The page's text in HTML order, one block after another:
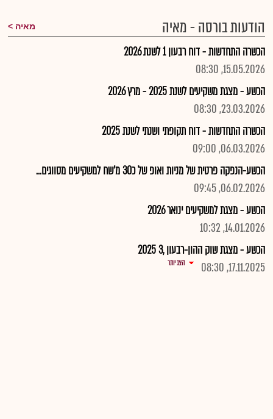
הודעות בורסה - מאיה
מאיה
הכשרה התחדשות - דוח רבעון 1 לשנת 2026
15.05.2026, 08:30
הכשע - מצגת משקיעים לשנת 2025 - מרץ 2026
23.03.2026, 08:30
הכשרה התחדשות - דוח תקופתי ושנתי לשנת 2025
06.03.2026, 09:00
הכשע-הנפקה פרטית של מניות ואופ של כ30 מ'שח למשקיעים מסווגים...
06.02.2026, 09:45
הכשע - מצגת למשקיעים ינואר 2026
14.01.2026, 10:32
הכשע - מצגת שוק ההון-רבעון ,3 2025
17.11.2025, 08:30
הצג יותר